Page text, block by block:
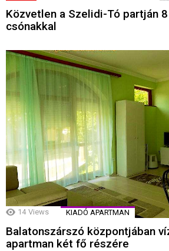
Közvetlen a Szelidi-Tó partján
csónakkal
14 Views KIADÓ APARTMAN
Balatonszárszó központjában
apartman két fő részére